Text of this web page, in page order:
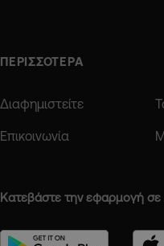
ΠΕΡΙΣΣΟΤΕΡΑ
Διαφημιστείτε
Επικοινωνία
Κατεβάστε την εφαρμογή σε